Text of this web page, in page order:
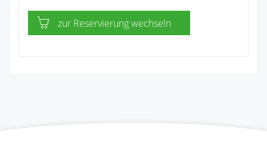
zur Reservierung wechseln